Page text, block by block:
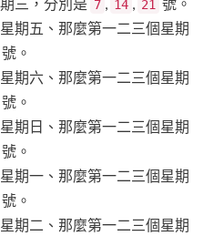
三，分別是 7 , 14 , 21 號。
期五、那麼第一二三個星期
號。
期六、那麼第一二三個星期
號。
期日、那麼第一二三個星期
號。
期一、那麼第一二三個星期
號。
期二、那麼第一二三個星期